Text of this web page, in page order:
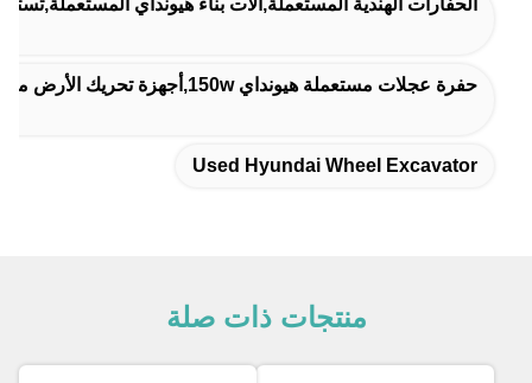
الحفارات الهندية المستعملة,آلات بناء هيونداي
حفرة عجلات مستعملة هيونداي 150w,أجهزة تحريك الأرض من اليد الثانية من هيونداي
Used Hyundai Wheel Excavator
منتجات ذات صلة